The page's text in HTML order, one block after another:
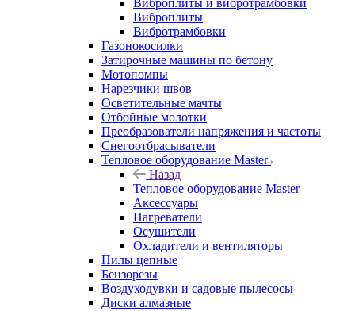
Виброплиты и вибротрамбовки
Виброплиты
Вибротрамбовки
Газонокосилки
Затирочные машины по бетону
Мотопомпы
Нарезчики швов
Осветительные мачты
Отбойные молотки
Преобразователи напряжения и частоты
Снегоотбрасыватели
Тепловое оборудование Master
Назад
Тепловое оборудование Master
Аксессуары
Нагреватели
Осушители
Охладители и вентиляторы
Пилы цепные
Бензорезы
Воздуходувки и садовые пылесосы
Диски алмазные